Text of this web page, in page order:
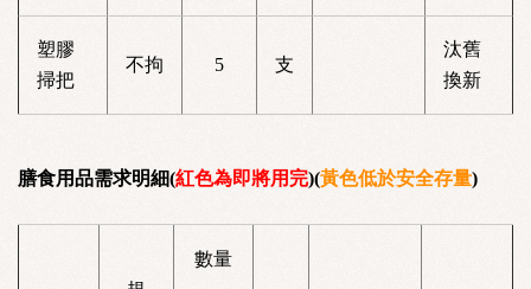
塑膠
掃把
不拘 5 支
汰舊
換新
膳食用品需求明細(紅色為即將用完)(黃色低於安全存量)
數量